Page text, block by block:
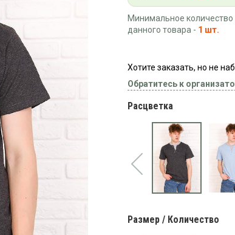
Минимальное количество
данного товара - 1 шт.
Хотите заказать, но не
Обратитесь к
Расцветка
Размер / Количество